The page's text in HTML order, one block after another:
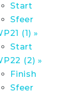
Start
Sfeer
(1) »
Start
(2) »
Finish
Sfeer